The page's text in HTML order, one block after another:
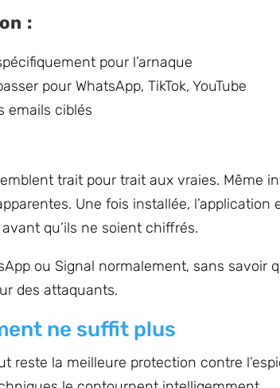
:
pour l’arnaque
pour WhatsApp, TikTok, YouTube
emails ciblés
trait pour trait aux vraies. Même
Une fois installée, l’application
qu’ils ne soient chiffrés.
ou Signal normalement, sans savoir
des attaquants.
ne suffit plus
reste la meilleure protection contre